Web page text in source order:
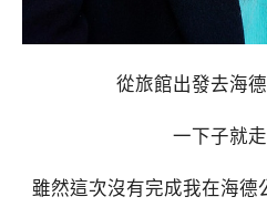
從旅館出發去海
一下子就
雖然這次沒有完成我在海德